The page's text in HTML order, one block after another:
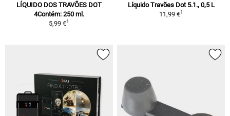
LÍQUIDO DOS TRAVÕES DOT
4Contém: 250 ml.
5,99 €1
Líquido Travões Dot 5.1., 0,5 L
11,99 €1